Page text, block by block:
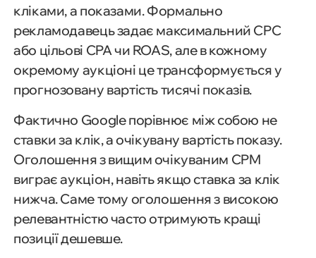
кліками, а показами. Формально
рекламодавець задає максимальний CPC
або цільові CPA чи ROAS, але в кожному
окремому аукціоні це трансформується у
прогнозовану вартість тисячі показів.
Фактично Google порівнює між собою не
ставки за клік, а очікувану вартість показу.
Оголошення з вищим очікуваним CPM
виграє аукціон, навіть якщо ставка за клік
нижча. Саме тому оголошення з високою
релевантністю часто отримують кращі
позиції дешевше.